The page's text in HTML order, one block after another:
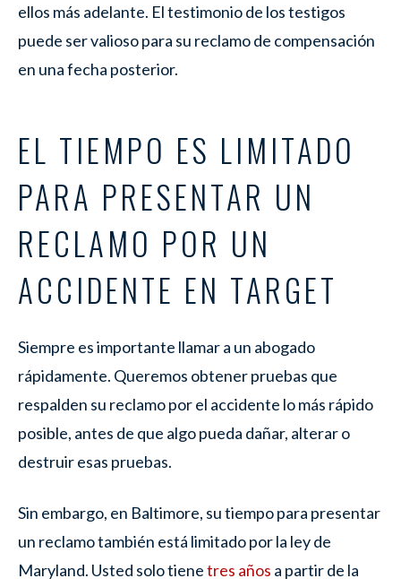
ellos más adelante. El testimonio de los testigos
puede ser valioso para su reclamo de compensación
en una fecha posterior.
EL TIEMPO ES LIMITADO
PARA PRESENTAR UN
RECLAMO POR UN
ACCIDENTE EN TARGET
Siempre es importante llamar a un abogado
rápidamente. Queremos obtener pruebas que
respalden su reclamo por el accidente lo más rápido
posible, antes de que algo pueda dañar, alterar o
destruir esas pruebas.
Sin embargo, en Baltimore, su tiempo para presentar
un reclamo también está limitado por la ley de
Maryland. Usted solo tienetres años a partir de la